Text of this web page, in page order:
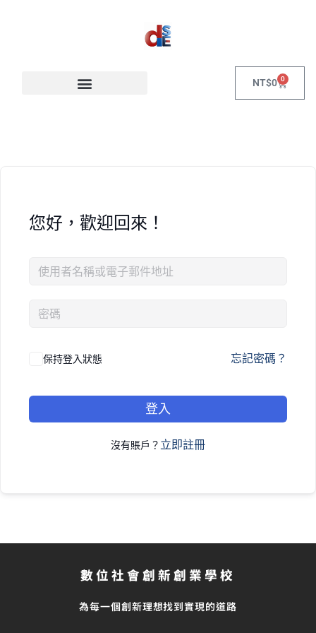
NT$0 0
您好，歡迎回來！
保持登入狀態 忘記密碼？
登入
沒有賬戶？ 立即註冊
數位社會創新創業學校
為每一個創新理想找到實現的道路